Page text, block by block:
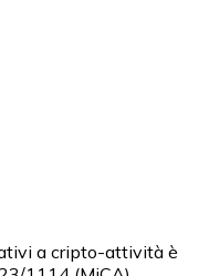
a cripto-attività è